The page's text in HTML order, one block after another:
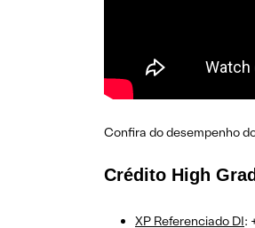
Confira do desempenho
Crédito High
XP Referenciado DI: